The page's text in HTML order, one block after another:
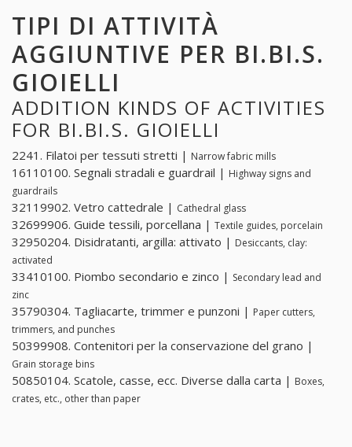
TIPI DI ATTIVITÀ
AGGIUNTIVE PER BI.BI.S.
GIOIELLI
ADDITION KINDS OF ACTIVITIES
FOR BI.BI.S. GIOIELLI
2241. Filatoi per tessuti stretti | Narrow fabric mills
16110100. Segnali stradali e guardrail | Highway signs and
guardrails
32119902. Vetro cattedrale | Cathedral glass
32699906. Guide tessili, porcellana | Textile guides, porcelain
32950204. Disidratanti, argilla: attivato | Desiccants, clay:
activated
33410100. Piombo secondario e zinco | Secondary lead and
zinc
35790304. Tagliacarte, trimmer e punzoni | Paper cutters,
trimmers, and punches
50399908. Contenitori per la conservazione del grano |
Grain storage bins
50850104. Scatole, casse, ecc. Diverse dalla carta | Boxes,
crates, etc., other than paper